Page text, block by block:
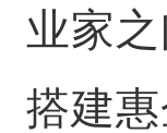
业家
搭建